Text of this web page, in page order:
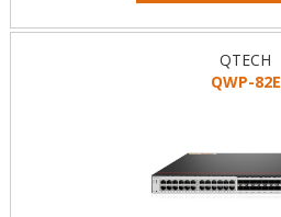
QTECH
QWP-82E